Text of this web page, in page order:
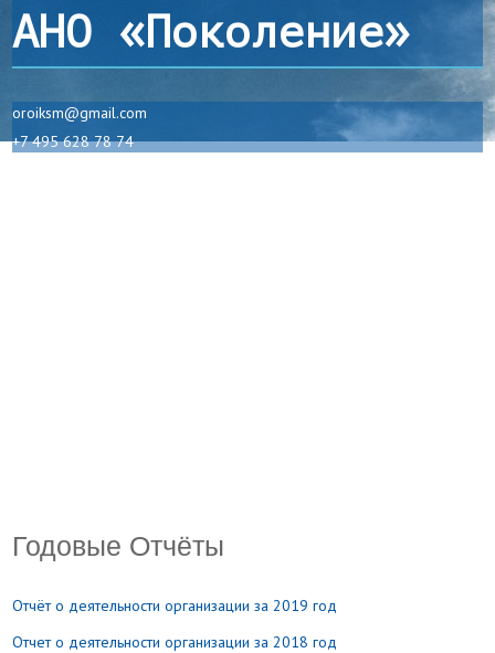
АНО «Поколение»
oroiksm@gmail.com
+7 495 628 78 74
Годовые Отчёты
Отчёт о деятельности организации за 2019 год
Отчет о деятельности организации за 2018 год